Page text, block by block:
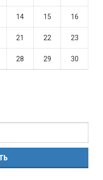
14 15 16
21 22 23
28 29 30